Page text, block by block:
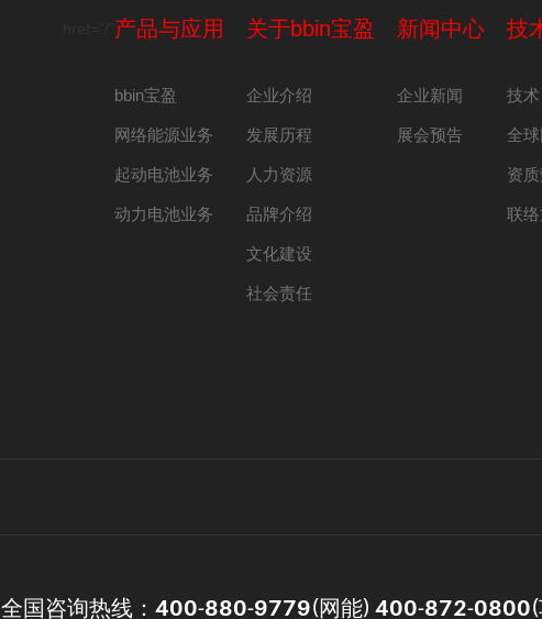
产品与应用
bbin宝盈
网络能源业务
起动电池业务
动力电池业务
关于bbin宝盈
企业介绍
发展历程
人力资源
品牌介绍
文化建设
社会责任
新闻中心
企业新闻
展会预告
技
技术
全
资
联
全国咨询热线： 400-880-9779(网能) 400-872-0800(